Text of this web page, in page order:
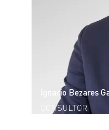
Ignacio Bezares
CONSULTOR